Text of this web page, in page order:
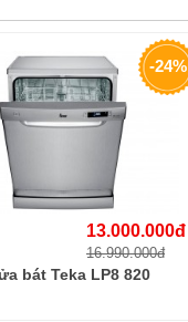
-24%
13.000.000đ
16.990.000đ
bát Teka LP8 820